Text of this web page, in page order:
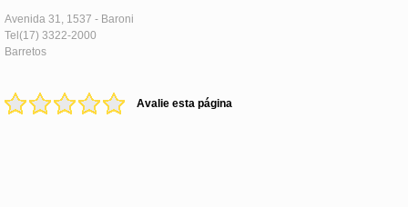
Avenida 31, 1537 - Baroni
Tel(17) 3322-2000
Barretos
Avalie esta página